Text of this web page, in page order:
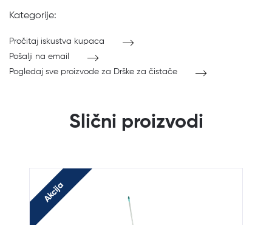
Kategorije:
Pročitaj iskustva kupaca
Pošalji na email
Pogledaj sve proizvode za Drške za čistače
Slični proizvodi
Akcija